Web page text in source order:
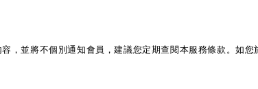
，並將不個別通知會員，建議您定期查閱本服務條款。如您